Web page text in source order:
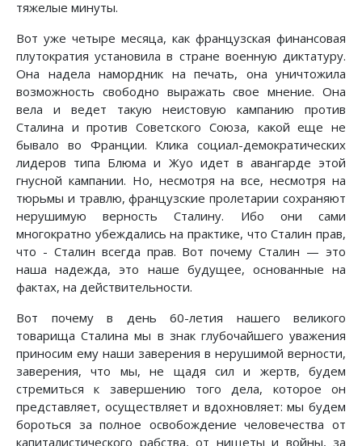
тяжелые минуты.
Вот уже четыре месяца, как французская финансовая
плутократия установила в стране военную диктатуру.
Она надела намордник на печать, она уничтожила
возможность свободно выражать свое мнение. Она
вела и ведет такую неистовую кампанию против
Сталина и против Советского Союза, какой еще не
бывало во Франции. Клика социал-демократических
лидеров типа Блюма и Жуо идет в авангарде этой
гнусной кампании. Но, несмотря на все, несмотря на
тюрьмы и травлю, французские пролетарии сохраняют
нерушимую верность Сталину. Ибо они сами
многократно убеждались на практике, что Сталин прав,
что - Сталин всегда прав. Вот почему Сталин — это
наша надежда, это наше будущее, основанные на
фактах, на действительности.
Вот почему в день 60-летия нашего великого
товарища Сталина мы в знак глубочайшего уважения
приносим ему наши заверения в нерушимой верности,
заверения, что мы, не щадя сил и жертв, будем
стремиться к завершению того дела, которое он
представляет, осуществляет и вдохновляет: мы будем
бороться за полное освобождение человечества от
капиталистического рабства, от нищеты и войны, за